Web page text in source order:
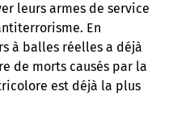
leurs armes de service
En
à balles réelles a déjà
de morts causés par la
est déjà la plus